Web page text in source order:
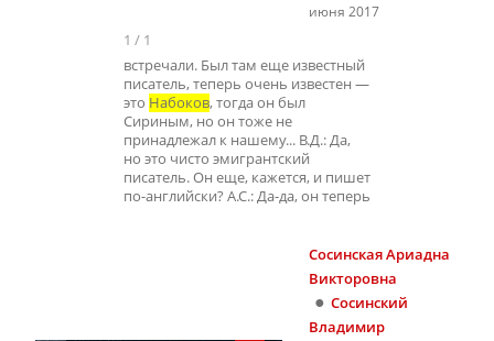
июня 2017
1 / 1
встречали. Был там еще известный
писатель, теперь очень известен —
это Набоков, тогда он был
Сириным, но он тоже не
принадлежал к нашему... В.Д.: Да,
но это чисто эмигрантский
писатель. Он еще, кажется, и пишет
по-английски? А.С.: Да-да, он теперь
СосинскаяАриадна
Викторовна
Сосинский
Владимир